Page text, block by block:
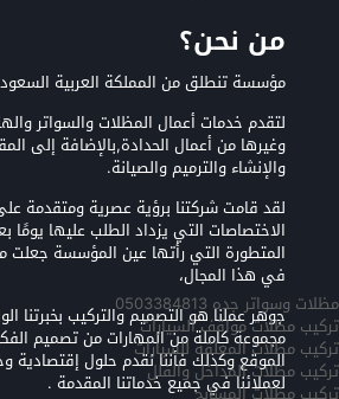
من نحن؟
مؤسسة تنطلق من المملكة العربية
لتقدم خدمات أعمال المظلات والسواتر
وغيرها من أعمال الحدادة,بالإضافة إلى
والإنشاء والترميم والصيانة.
لقد قامت شركتنا برؤية عصرية ومتقدمة
الاختصاصات التي يزداد الطلب عليها يومًا
المتطورة التي رأتها عين المؤسسة جعلت
في هذا المجال،
جوهر عملنا هو التصميم والتركيب بخبرتنا
مجموعة كاملة من المهارات من تصميم
الموقع وكذلك فأننا نقدم حلول إقتصادية
لعملائنا في جميع خدماتنا المقدمة .
مظلات وسواتر جده 0503384813
تركيب مظلات مواقف السيارات
تركيب مظلات المعلقه للسيارات
تركيب مظلات المداخل والفلل